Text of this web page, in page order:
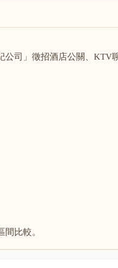
司」徵招酒店公關、KTV
比較。